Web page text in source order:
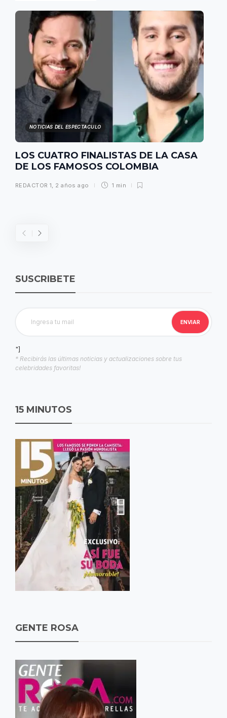
NOTICIAS DEL ESPECTACULO
LOS CUATRO FINALISTAS DE LA CASA
DE LOS FAMOSOS COLOMBIA
REDACTOR 1, 2 años ago 1 min
SUSCRIBETE
"]
* Recibirás las últimas noticias y actualizaciones sobre tus
celebridades favoritas!
15 MINUTOS
GENTE ROSA